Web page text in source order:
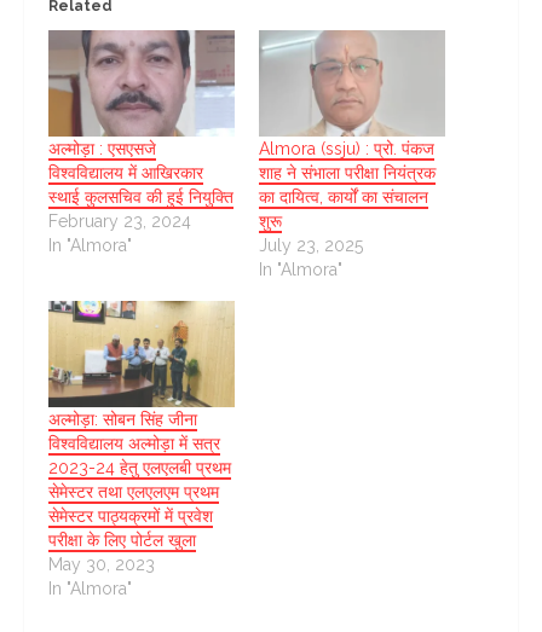
Related
अल्मोड़ा : एसएसजे
विश्वविद्यालय में आखिरकार
स्थाई कुलसचिव की हुई नियुक्ति
February 23, 2024
In "Almora"
Almora (ssju) : प्रो. पंकज
शाह ने संभाला परीक्षा नियंत्रक
का दायित्व, कार्यों का संचालन
शुरू
July 23, 2025
In "Almora"
अल्मोड़ा: सोबन सिंह जीना
विश्वविद्यालय अल्मोड़ा में सत्र
2023-24 हेतु एलएलबी प्रथम
सेमेस्टर तथा एलएलएम प्रथम
सेमेस्टर पाठ्यक्रमों में प्रवेश
परीक्षा के लिए पोर्टल खुला
May 30, 2023
In "Almora"